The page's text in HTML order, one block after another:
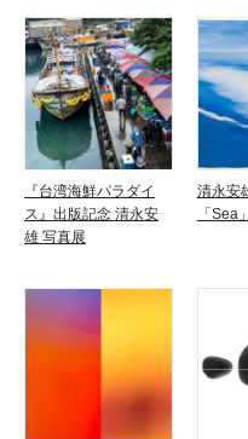
『台湾海鮮パラダイ
ス』出版記念 清永安
雄 写真展
清永安
「Sea」